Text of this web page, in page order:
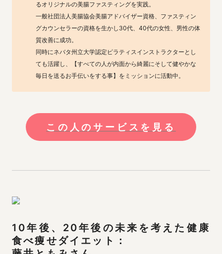
るオリジナルの美腸ファスティングを実践。
一般社団法人美腸協会美腸アドバイザー資格、ファスティン
グカウンセラーの資格を生かし30代、40代の女性、男性の体
質改善に成功。
同時にネバタ州立大学認定ピラティスインストラクターとし
ても活躍し、【すべての人が内面から綺麗にそして健やかな
毎日を送るお手伝いをする事】をミッションに活動中。
この人のサービスを見る
10年後、20年後の未来を考えた健康